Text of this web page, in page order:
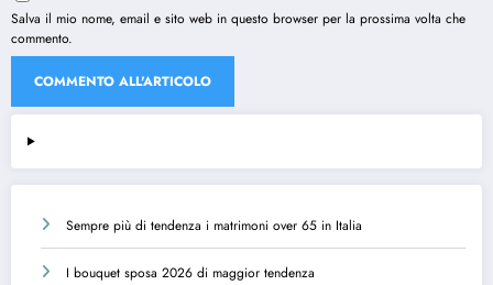
Salva il mio nome, email e sito web in questo browser per la prossima volta che
commento.
Sempre più di tendenza i matrimoni over 65 in Italia
I bouquet sposa 2026 di maggior tendenza